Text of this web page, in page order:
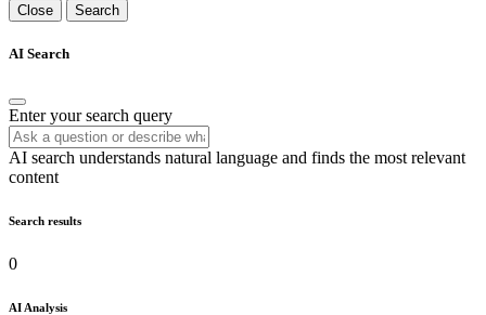
Close Search
AI Search
Enter your search query
AI search understands natural language and finds the most relevant
content
Search results
0
AI Analysis